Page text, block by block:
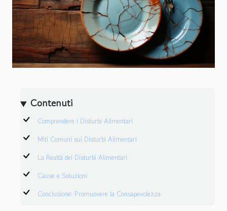
Contenuti
Comprendere i Disturbi Alimentari
Miti Comuni sui Disturbi Alimentari
La Realtà dei Disturbi Alimentari
Cause e Soluzioni
Conclusione: Promuovere la Consapevolezza